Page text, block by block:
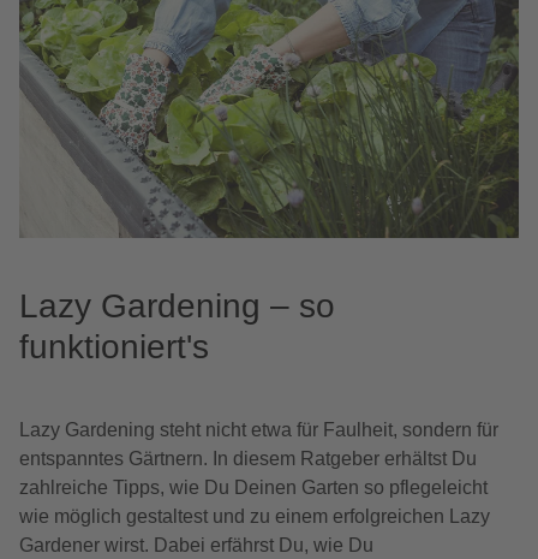
Lazy Gardening – so
funktioniert's
Lazy Gardening steht nicht etwa für Faulheit, sondern für
entspanntes Gärtnern. In diesem Ratgeber erhältst Du
zahlreiche Tipps, wie Du Deinen Garten so pflegeleicht
wie möglich gestaltest und zu einem erfolgreichen Lazy
Gardener wirst. Dabei erfährst Du, wie Du